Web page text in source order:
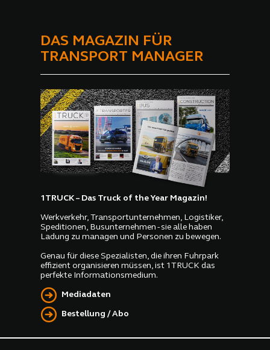
DAS MAGAZIN FÜR
TRANSPORT MANAGER
1TRUCK – Das Truck of the Year Magazin!
Werkverkehr, Transportunternehmen, Logistiker,
Speditionen, Busunternehmen - sie alle haben
Ladung zu managen und Personen zu bewegen.
Genau für diese Spezialisten, die ihren Fuhrpark
effizient organisieren müssen, ist 1TRUCK das
perfekte Informationsmedium.
Mediadaten
Bestellung / Abo